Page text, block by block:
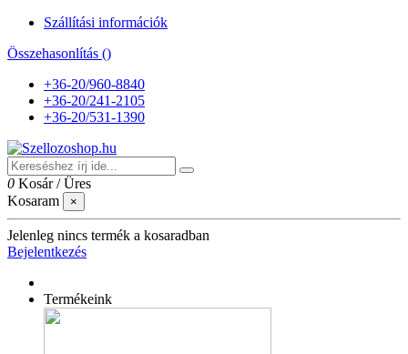
Szállítási információk
Összehasonlítás ()
+36-20/960-8840
+36-20/241-2105
+36-20/531-1390
0 Kosár /Üres
Kosaram
×
Jelenleg nincs termék a kosaradban
Bejelentkezés
Termékeink